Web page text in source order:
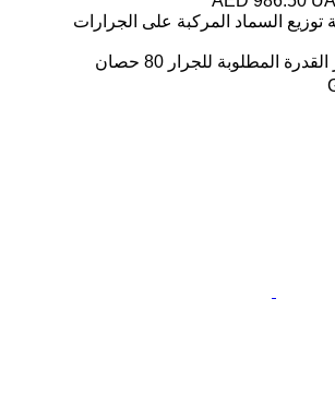
توزيع السماد المركبة على الجرارات
القدرة المطلوبة للجرار 80 حصان